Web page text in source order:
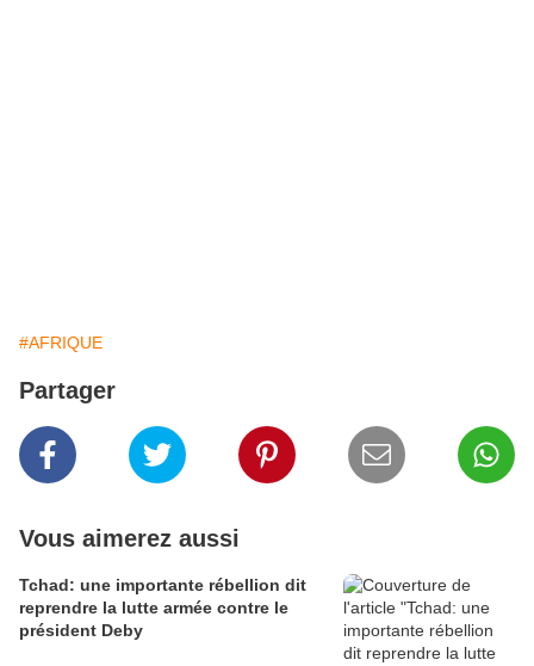
#AFRIQUE
Partager
Vous aimerez aussi
Tchad: une importante rébellion dit
reprendre la lutte armée contre le
président Deby